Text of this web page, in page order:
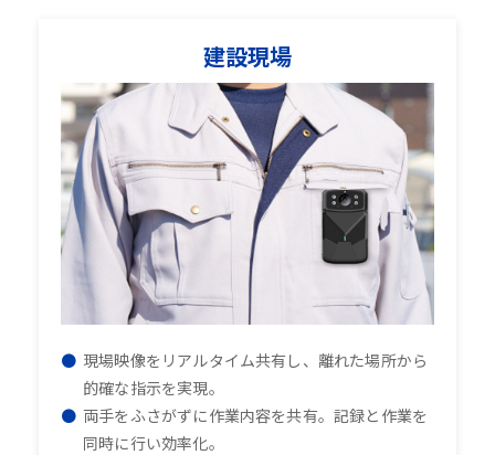
建設現場
現場映像をリアルタイム共有し、離れた場所から
的確な指示を実現。
両手をふさがずに作業内容を共有。記録と作業を
同時に行い効率化。